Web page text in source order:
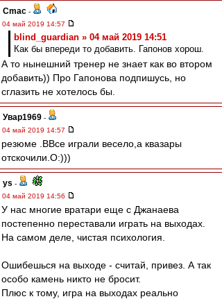
Cmac -
04 май 2019 14:57
blind_guardian » 04 май 2019 14:51
Как бы впереди то добавить. Гапонов хорош.
А то нынешний тренер не знает как во втором
добавить)) Про Гапонова подпишусь, но
сглазить не хотелось бы.
Увар1969 -
04 май 2019 14:57
резюме .ВВсе играли весело,а квазары
отскочили.О:)))
ys -
04 май 2019 14:56
У нас многие вратари еще с Джанаева
постепенно переставали играть на выходах.
На самом деле, чистая психология.
Ошибешься на выходе - считай, привез. А так
особо камень никто не бросит.
Плюс к тому, игра на выходах реально